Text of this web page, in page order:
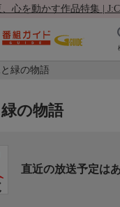
、心を動かす作品特集 |
緑の物語
の物語
直近の放送予定は